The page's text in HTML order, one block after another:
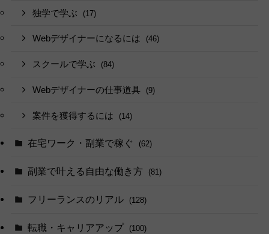
独学で学ぶ (17)
Webデザイナーになるには (46)
スクールで学ぶ (84)
Webデザイナーの仕事道具 (9)
案件を獲得するには (14)
在宅ワーク・副業で稼ぐ (62)
副業で叶える自由な働き方 (81)
フリーランスのリアル (128)
転職・キャリアアップ (100)